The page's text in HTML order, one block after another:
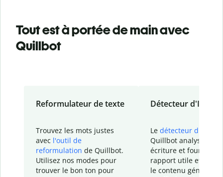
Tout est à portée de main avec
Quillbot
Reformulateur de texte
Trouvez les mots justes
avec l'outil de
reformulation de Quillbot.
Utilisez nos modes pour
trouver le bon ton pour
Détecteur d'IA
Le détecteur d'IA
Quillbot analyse votre
écriture et fournit un
rapport utile et
le contenu généré